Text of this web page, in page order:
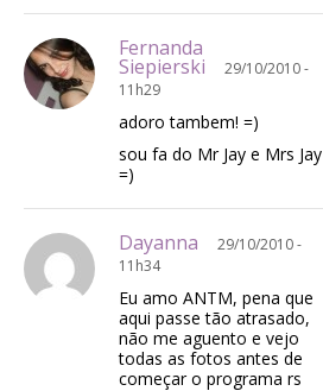
Fernanda
Siepierski
29/10/2010 -
11h29
adoro tambem! =)
sou fa do Mr Jay e Mrs Jay
=)
Dayanna
29/10/2010 -
11h34
Eu amo ANTM, pena que
aqui passe tão atrasado,
não me aguento e vejo
todas as fotos antes de
começar o programa rs